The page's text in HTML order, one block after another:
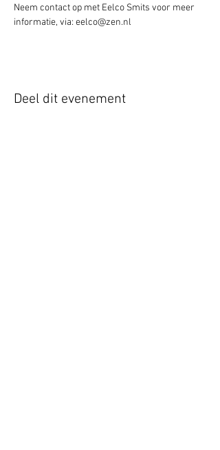
Neem contact op met Eelco Smits voor meer
informatie, via: eelco@zen.nl
Deel dit evenement